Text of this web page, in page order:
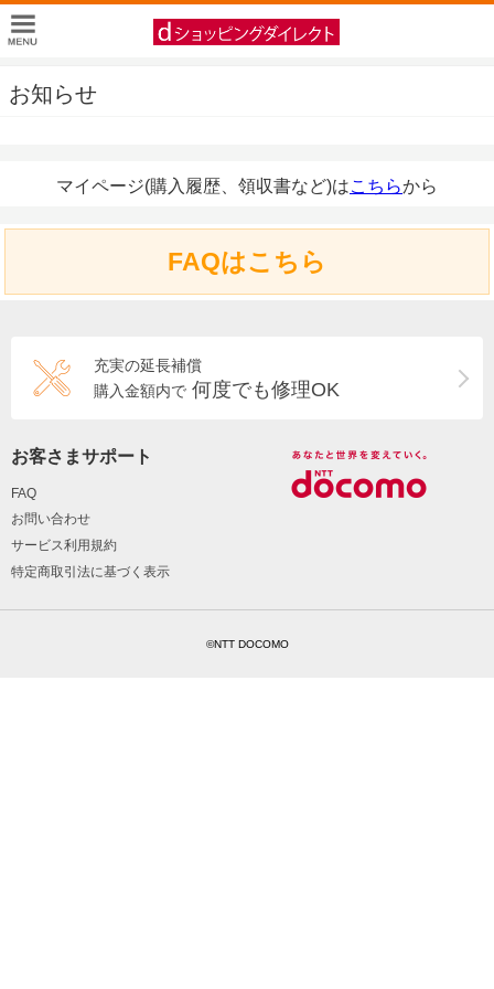
お知らせ
マイページ(購入履歴、領収書など)はこちらから
FAQはこちら
充実の延長補償
購入金額内で 何度でも修理OK
お客さまサポート
FAQ
お問い合わせ
サービス利用規約
特定商取引法に基づく表示
©NTT DOCOMO